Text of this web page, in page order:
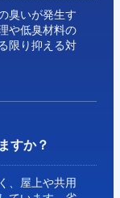
臭いが発生す
や低臭材料の
限り抑える対
すか？
、屋上や共用